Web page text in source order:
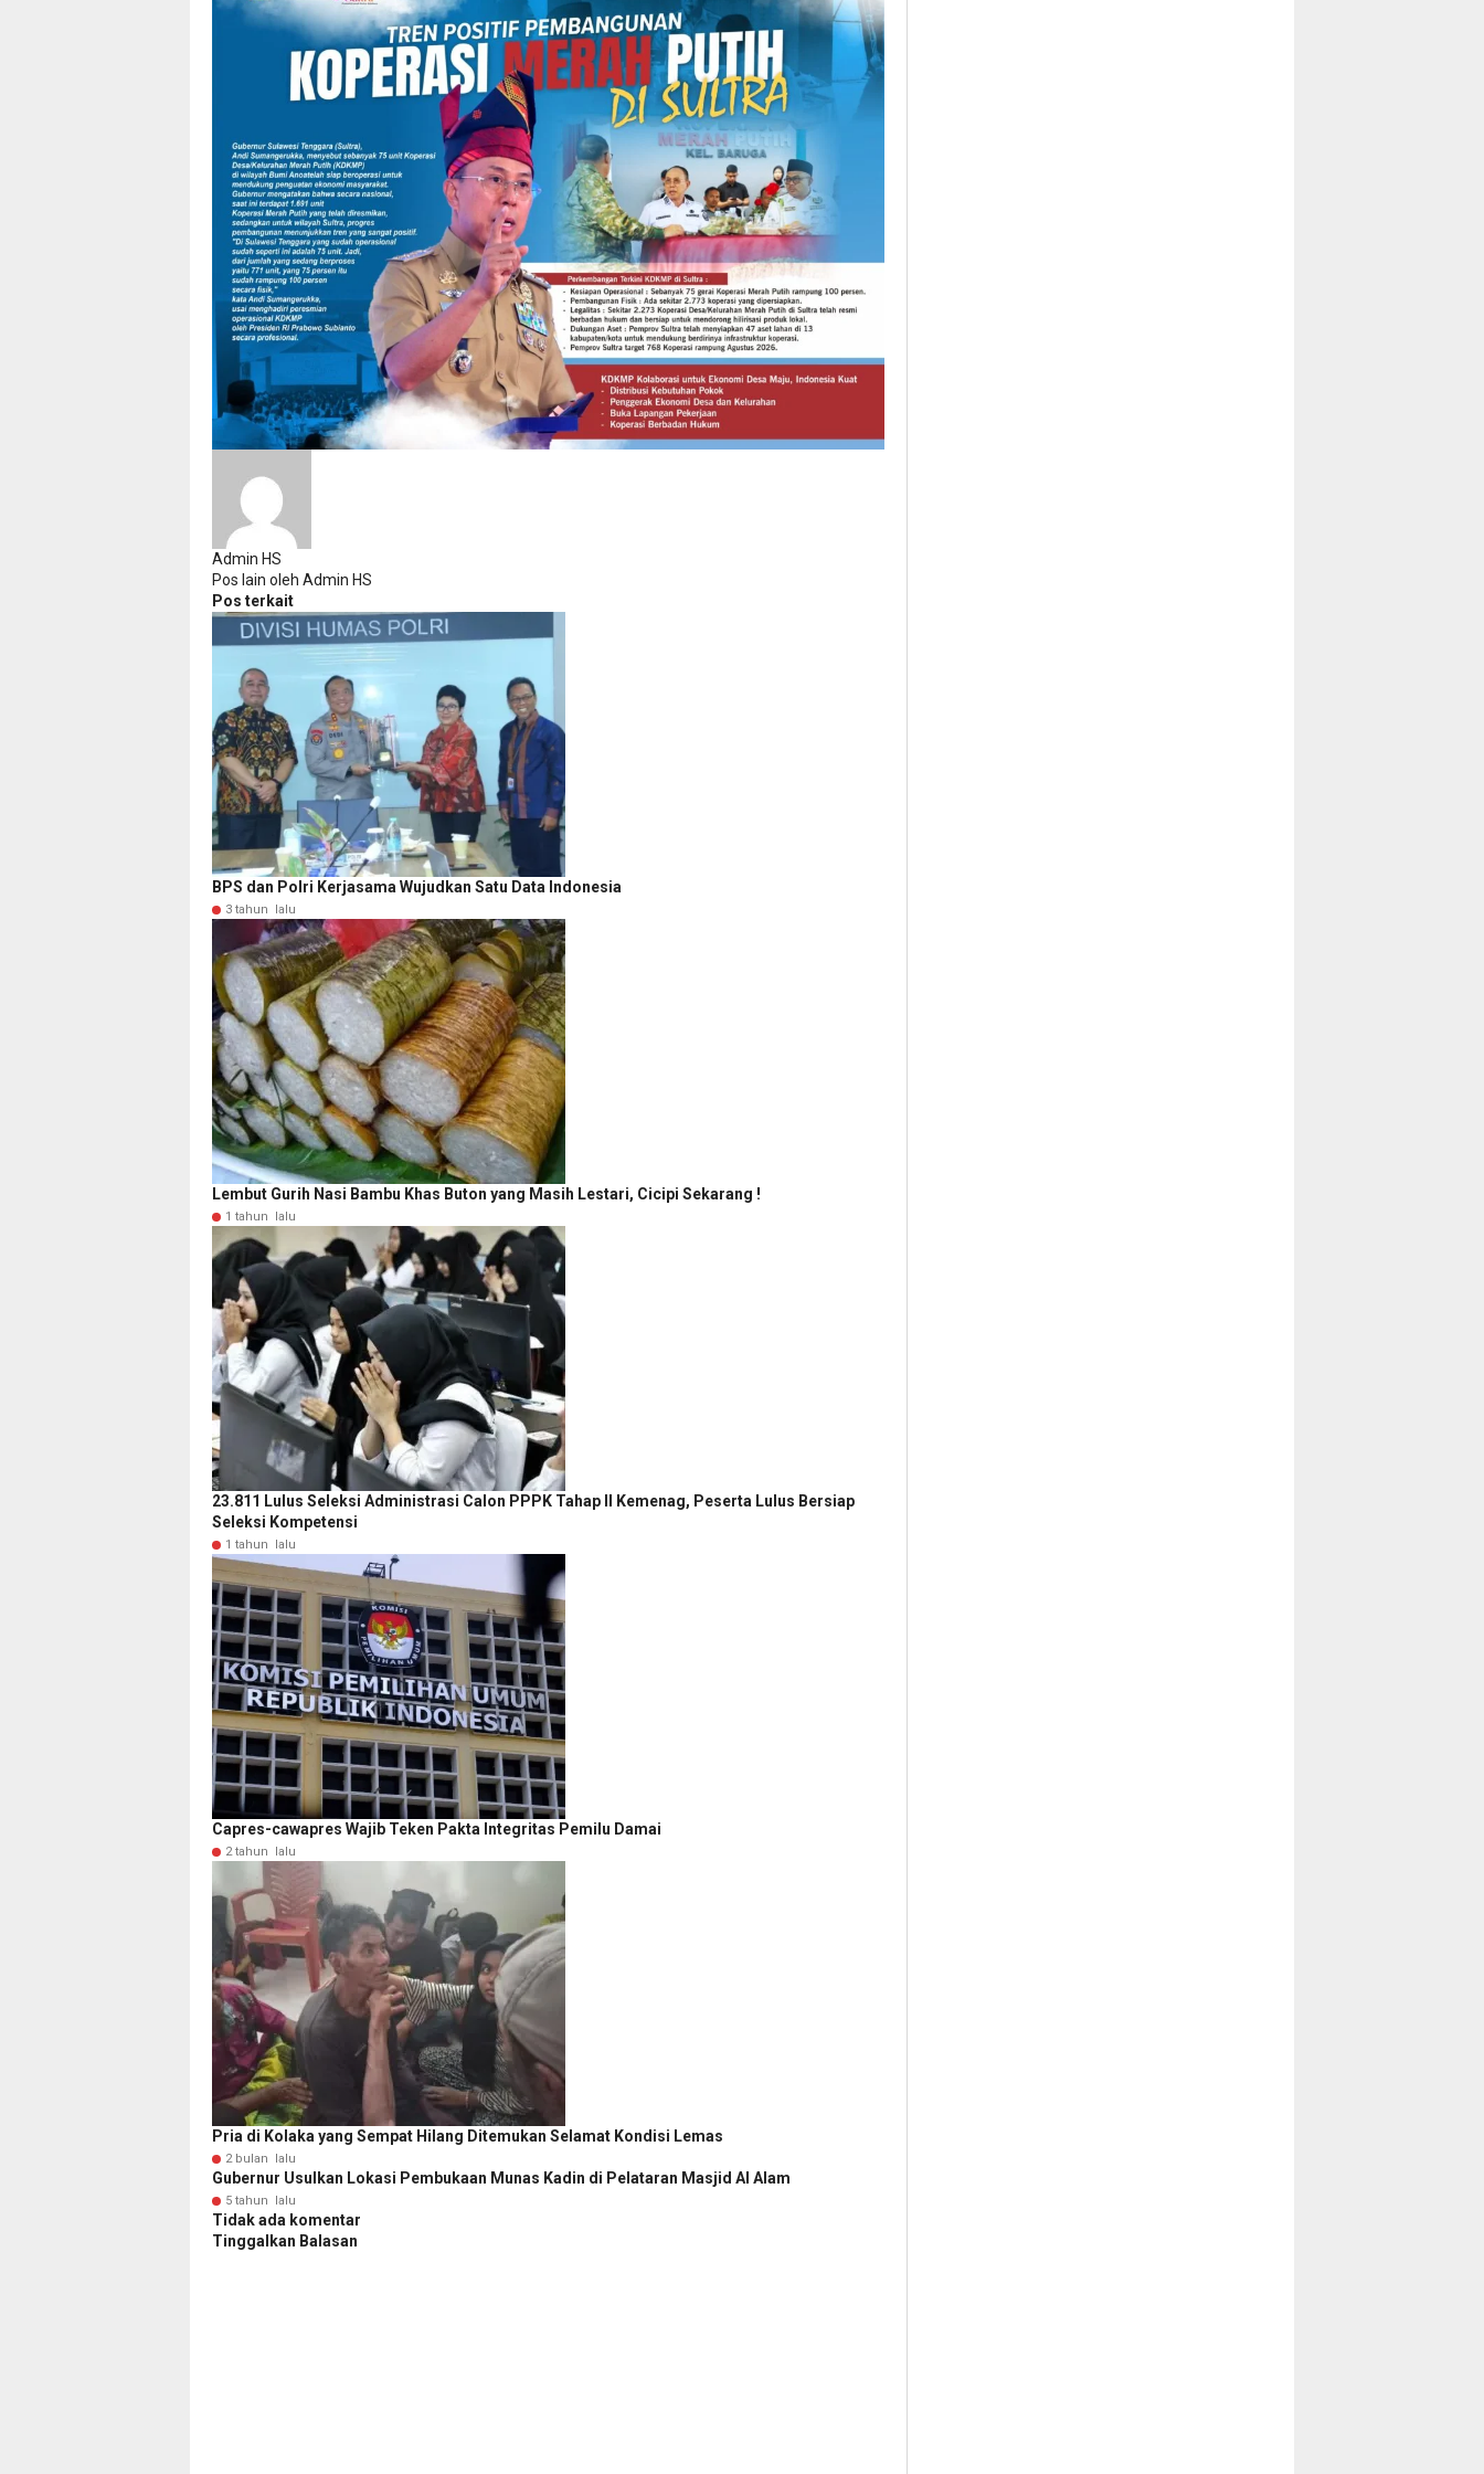
Admin HS
Pos lain oleh Admin HS
Pos terkait
BPS dan Polri Kerjasama Wujudkan Satu Data Indonesia
3 tahun lalu
Lembut Gurih Nasi Bambu Khas Buton yang Masih Lestari, Cicipi Sekarang !
1 tahun lalu
23.811 Lulus Seleksi Administrasi Calon PPPK Tahap II Kemenag, Peserta Lulus Bersiap
Seleksi Kompetensi
1 tahun lalu
Capres-cawapres Wajib Teken Pakta Integritas Pemilu Damai
2 tahun lalu
Pria di Kolaka yang Sempat Hilang Ditemukan Selamat Kondisi Lemas
2 bulan lalu
Gubernur Usulkan Lokasi Pembukaan Munas Kadin di Pelataran Masjid Al Alam
5 tahun lalu
Tidak ada komentar
Tinggalkan Balasan